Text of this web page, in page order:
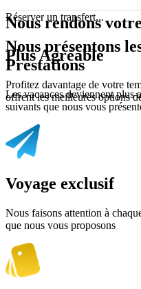
Nous rendons votre
PlusAgréable
Profitez davantage de votre
offrent les meilleures options
Réserver un transfert...
Nous présentons
Prestations
Les vacances deviennent plus
suivants que nous vous
Voyage exclusif
Nous faisons attention à
que nous vous proposons